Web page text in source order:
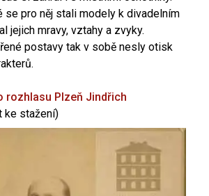
se pro něj stali modely k divadelním
jejich mravy, vztahy a zvyky.
postavy tak v sobě nesly otisk
rozhlasu Plzeň Jindřich
ke stažení)